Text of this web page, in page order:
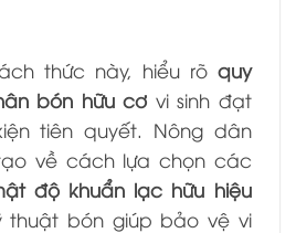
thức này, hiểu rõ quy
bón hữu cơ vi sinh đạt
tiên quyết. Nông dân
về cách lựa chọn các
độ khuẩn lạc hữu hiệu
bón giúp bảo vệ vi